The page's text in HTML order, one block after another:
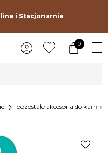
i Stacjonarnie
0
chevron_right pozostałe akcesoria do
favorite